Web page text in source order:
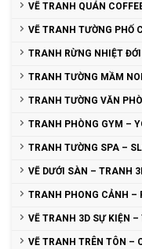
VẼ TRANH QUÁN
VẼ TRANH TƯỜNG PHỐ
TRANH RỪNG NHIỆT
TRANH TƯỜNG MẦM
TRANH TƯỜNG VĂN
TRANH PHÒNG GYM –
TRANH TƯỜNG SPA –
VẼ DƯỚI SÀN – TRANH
TRANH PHONG CẢNH –
VẼ TRANH 3D SỰ KIỆN –
VẼ TRANH TRÊN TÔN –